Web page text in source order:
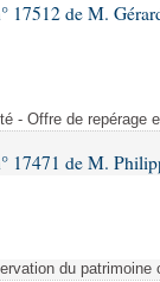
17512 de M.
- Offre de repérage
17471 de M.
du